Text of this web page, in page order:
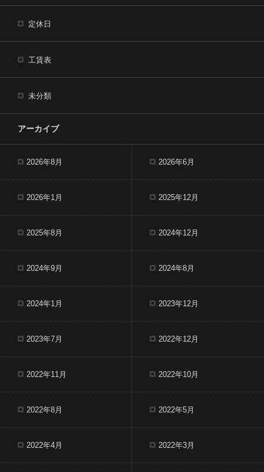
定休日
工賃表
未分類
アーカイブ
2026年8月 2026年6月
2026年1月 2025年12月
2025年8月 2024年12月
2024年9月 2024年8月
2024年1月 2023年12月
2023年7月 2022年12月
2022年11月 2022年10月
2022年8月 2022年5月
2022年4月 2022年3月